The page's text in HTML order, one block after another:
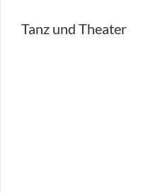
Tanz und Theater